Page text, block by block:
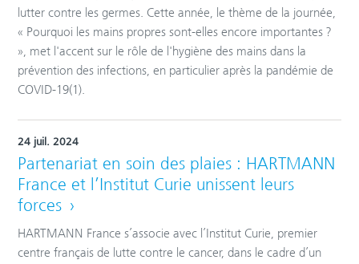
lutter contre les germes. Cette année, le thème de la journée,
« Pourquoi les mains propres sont-elles encore importantes ?
», met l'accent sur le rôle de l'hygiène des mains dans la
prévention des infections, en particulier après la pandémie de
COVID-19(1).
24 juil. 2024
Partenariat en soin des plaies : HARTMANN
France et l’Institut Curie unissent leurs
forces
HARTMANN France s’associe avec l’Institut Curie, premier
centre français de lutte contre le cancer, dans le cadre d’un